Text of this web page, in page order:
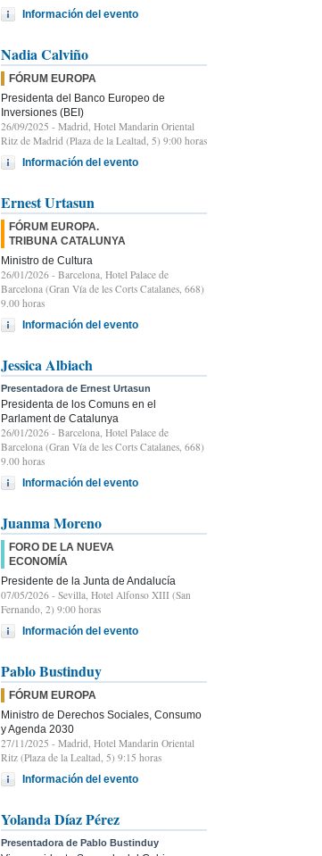
Información del evento
Nadia Calviño
FÓRUM EUROPA
Presidenta del Banco Europeo de
Inversiones (BEI)
26/09/2025 - Madrid, Hotel Mandarin Oriental
Ritz de Madrid (Plaza de la Lealtad, 5) 9:00 horas
Información del evento
Ernest Urtasun
FÓRUM EUROPA.
TRIBUNA CATALUNYA
Ministro de Cultura
26/01/2026 - Barcelona, Hotel Palace de
Barcelona (Gran Vía de les Corts Catalanes, 668)
9.00 horas
Información del evento
Jessica Albiach
Presentadora de Ernest Urtasun
Presidenta de los Comuns en el
Parlament de Catalunya
26/01/2026 - Barcelona, Hotel Palace de
Barcelona (Gran Vía de les Corts Catalanes, 668)
9.00 horas
Información del evento
Juanma Moreno
FORO DE LA NUEVA
ECONOMÍA
Presidente de la Junta de Andalucía
07/05/2026 - Sevilla, Hotel Alfonso XIII (San
Fernando, 2) 9:00 horas
Información del evento
Pablo Bustinduy
FÓRUM EUROPA
Ministro de Derechos Sociales, Consumo
y Agenda 2030
27/11/2025 - Madrid, Hotel Mandarin Oriental
Ritz (Plaza de la Lealtad, 5) 9:15 horas
Información del evento
Yolanda Díaz Pérez
Presentadora de Pablo Bustinduy